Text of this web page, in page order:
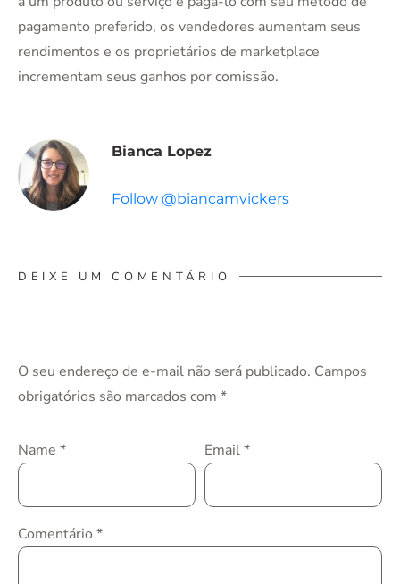
pagamento preferido, os vendedores aumentam seus
rendimentos e os proprietários de marketplace
incrementam seus ganhos por comissão.
Bianca Lopez
Follow @biancamvickers
DEIXE UM COMENTÁRIO
O seu endereço de e-mail não será publicado. Campos
obrigatórios são marcados com *
Name * Email*
Comentário *